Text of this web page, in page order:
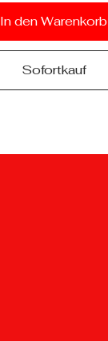
In den Warenkorb
Sofortkauf